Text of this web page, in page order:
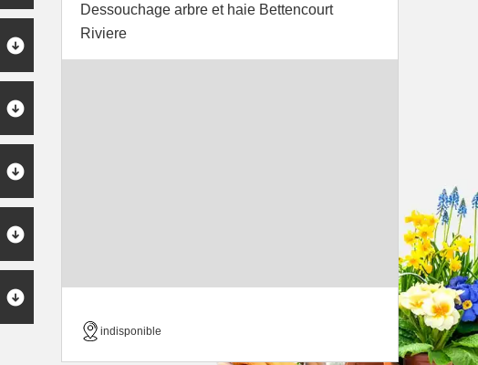
Dessouchage arbre et haie Bettencourt
Riviere
indisponible